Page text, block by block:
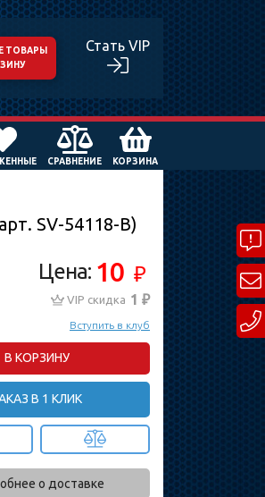
ТОВАРЫ
Стать VIP
СРАВНЕНИЕ КОРЗИНА
SV-54118-B)
Цена: 10 ₽
VIP скидка 1 ₽
Вступить в клуб
В КОРЗИНУ
В 1 КЛИК
о доставке